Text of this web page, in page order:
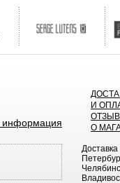
информация
И
О